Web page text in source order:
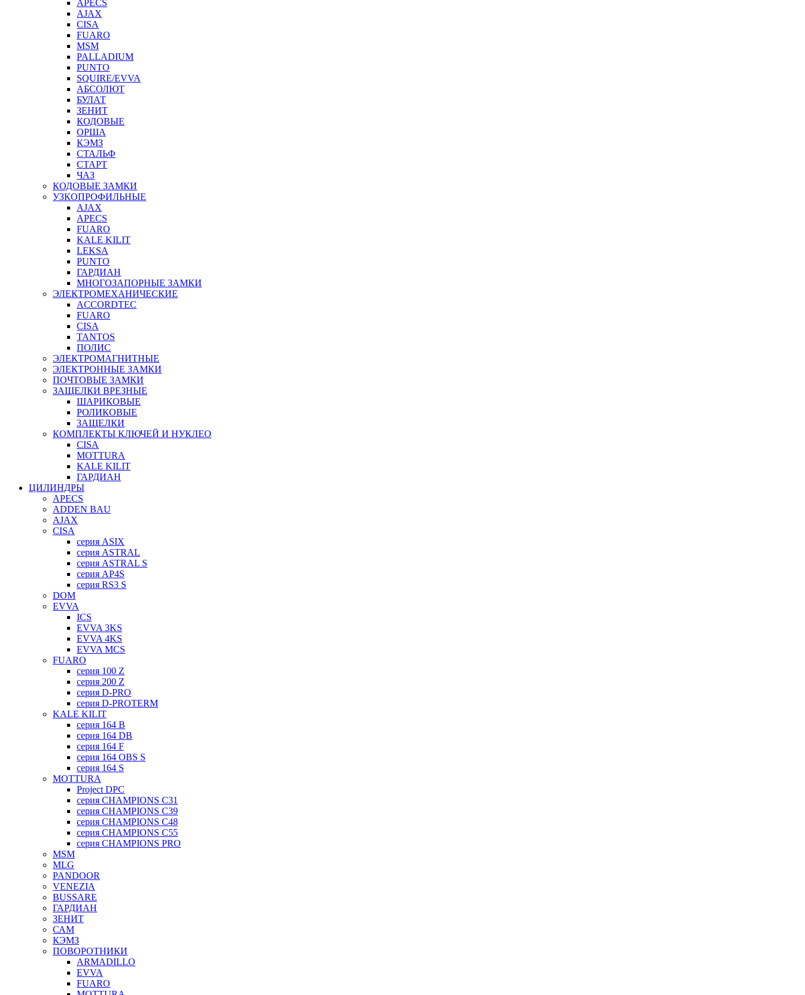
APECS
AJAX
CISA
FUARO
MSM
PALLADIUM
PUNTO
SQUIRE/EVVA
АБСОЛЮТ
БУЛАТ
ЗЕНИТ
КОДОВЫЕ
ОРША
КЭМЗ
СТАЛЬФ
СТАРТ
ЧАЗ
КОДОВЫЕ ЗАМКИ
УЗКОПРОФИЛЬНЫЕ
AJAX
APECS
FUARO
KALE KILIT
LEKSA
PUNTO
ГАРДИАН
МНОГОЗАПОРНЫЕ ЗАМКИ
ЭЛЕКТРОМЕХАНИЧЕСКИЕ
ACCORDTEC
FUARO
CISA
TANTOS
ПОЛИС
ЭЛЕКТРОМАГНИТНЫЕ
ЭЛЕКТРОННЫЕ ЗАМКИ
ПОЧТОВЫЕ ЗАМКИ
ЗАЩЕЛКИ ВРЕЗНЫЕ
ШАРИКОВЫЕ
РОЛИКОВЫЕ
ЗАЩЕЛКИ
КОМПЛЕКТЫ КЛЮЧЕЙ И НУКЛЕО
CISA
MOTTURA
KALE KILIT
ГАРДИАН
ЦИЛИНДРЫ
APECS
ADDEN BAU
AJAX
CISA
серия ASIX
серия ASTRAL
серия ASTRAL S
серия AP4S
серия RS3 S
DOM
EVVA
ICS
EVVA 3KS
EVVA 4KS
EVVA MCS
FUARO
серия 100 Z
серия 200 Z
серия D-PRO
серия D-PROTERM
KALE KILIT
серия 164 B
серия 164 DB
серия 164 F
серия 164 OBS S
серия 164 S
MOTTURA
Project DPC
серия CHAMPIONS C31
серия CHAMPIONS C39
серия CHAMPIONS C48
серия CHAMPIONS C55
серия CHAMPIONS PRO
MSM
MLG
PANDOOR
VENEZIA
BUSSARE
ГАРДИАН
ЗЕНИТ
САМ
КЭМЗ
ПОВОРОТНИКИ
ARMADILLO
EVVA
FUARO